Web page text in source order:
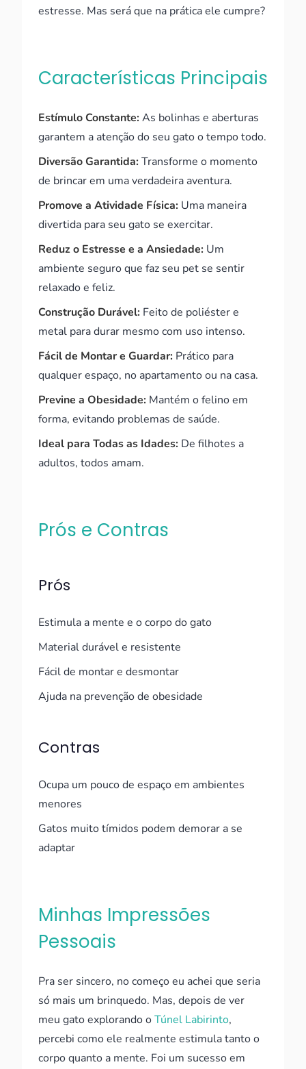
estresse. Mas será que na prática ele cumpre?
Características Principais
Estímulo Constante:As bolinhas e aberturas
garantem a atenção do seu gato o tempo todo.
Diversão Garantida:Transforme o momento
de brincar em uma verdadeira aventura.
Promove a Atividade Física: Uma maneira
divertida para seu gato se exercitar.
Reduz o Estresse e a Ansiedade: Um
ambiente seguro que faz seu pet se sentir
relaxado e feliz.
Construção Durável: Feito de poliéster e
metal para durar mesmo com uso intenso.
Fácil de Montar e Guardar: Prático para
qualquer espaço, no apartamento ou na casa.
Previne a Obesidade: Mantém o felino em
forma, evitando problemas de saúde.
Ideal para Todas as Idades: De filhotes a
adultos, todos amam.
Prós e Contras
Prós
Estimula a mente e o corpo do gato
Material durável e resistente
Fácil de montar e desmontar
Ajuda na prevenção de obesidade
Contras
Ocupa um pouco de espaço em ambientes
menores
Gatos muito tímidos podem demorar a se
adaptar
Minhas Impressões
Pessoais
Pra ser sincero, no começo eu achei que seria
só mais um brinquedo. Mas, depois de ver
meu gato explorando oTúnel Labirinto,
percebi como ele realmente estimula tanto o
corpo quanto a mente. Foi um sucesso em